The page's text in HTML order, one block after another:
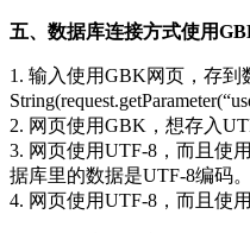
五、数据库连接方式使用
1. 输入使用GBK网页，存到
2. 网页使用GBK，想存入
3. 网页使用UTF-8，而且使用
据库里的数据是UTF-8编码。
4. 网页使用UTF-8，而且使用